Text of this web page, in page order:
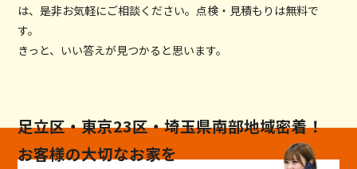
は、是非お気軽にご相談ください。点検・見積もりは無料で
す。
きっと、いい答えが見つかると思います。
足立区・東京23区・埼玉県南部地域密着！
お客様の大切なお家を